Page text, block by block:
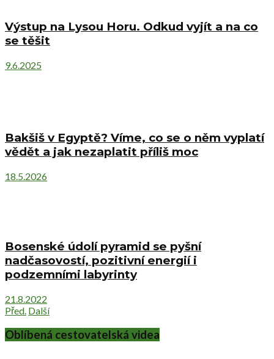
Výstup na Lysou Horu. Odkud vyjít a na co
se těšit
9.6.2025
Bakšiš v Egyptě? Víme, co se o něm vyplatí
vědět a jak nezaplatit příliš moc
18.5.2026
Bosenské údolí pyramid se pyšní
nadčasovostí, pozitivní energií i
podzemními labyrinty
21.8.2022
Před. Další
Oblíbená cestovatelská videa